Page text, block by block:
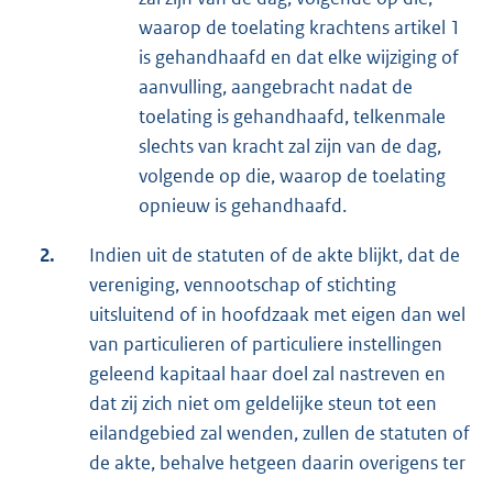
waarop de toelating krachtens artikel 1
is gehandhaafd en dat elke wijziging of
aanvulling, aangebracht nadat de
toelating is gehandhaafd, telkenmale
slechts van kracht zal zijn van de dag,
volgende op die, waarop de toelating
opnieuw is gehandhaafd.
2.
Indien uit de statuten of de akte blijkt, dat de
vereniging, vennootschap of stichting
uitsluitend of in hoofdzaak met eigen dan wel
van particulieren of particuliere instellingen
geleend kapitaal haar doel zal nastreven en
dat zij zich niet om geldelijke steun tot een
eilandgebied zal wenden, zullen de statuten of
de akte, behalve hetgeen daarin overigens ter